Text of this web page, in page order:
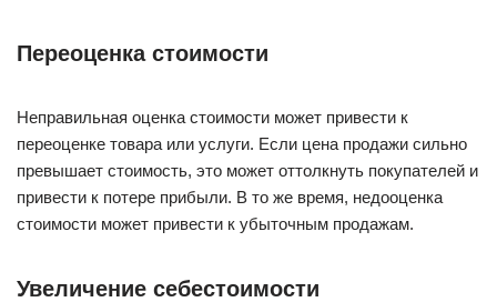
Переоценка стоимости
Неправильная оценка стоимости может привести к
переоценке товара или услуги. Если цена продажи сильно
превышает стоимость, это может оттолкнуть покупателей и
привести к потере прибыли. В то же время, недооценка
стоимости может привести к убыточным продажам.
Увеличение себестоимости